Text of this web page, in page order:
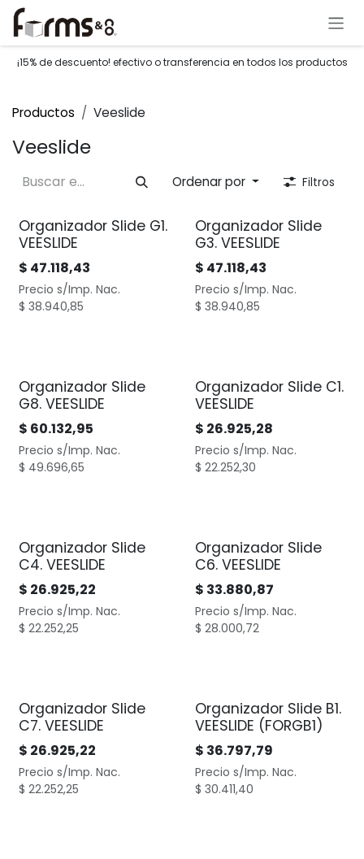
Ir al contenido
¡15% de descuento! efectivo o transferencia en todos los productos
Productos Veeslide
Veeslide
Ordenar por Filtros
Organizador Slide G1.
VEESLIDE
$ 47.118,43
Precio s/Imp. Nac.
$ 38.940,85
Organizador Slide
G3. VEESLIDE
$ 47.118,43
Precio s/Imp. Nac.
$ 38.940,85
Organizador Slide
G8. VEESLIDE
$ 60.132,95
Precio s/Imp. Nac.
$ 49.696,65
Organizador Slide C1.
VEESLIDE
$ 26.925,28
Precio s/Imp. Nac.
$ 22.252,30
Organizador Slide
C4. VEESLIDE
$ 26.925,22
Precio s/Imp. Nac.
$ 22.252,25
Organizador Slide
C6. VEESLIDE
$ 33.880,87
Precio s/Imp. Nac.
$ 28.000,72
Organizador Slide
C7. VEESLIDE
$ 26.925,22
Precio s/Imp. Nac.
$ 22.252,25
Organizador Slide B1.
VEESLIDE (FORGB1)
$ 36.797,79
Precio s/Imp. Nac.
$ 30.411,40